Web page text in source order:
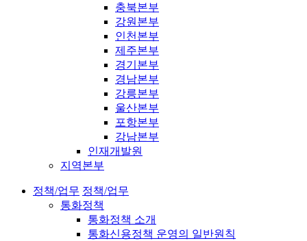
충북본부
강원본부
인천본부
제주본부
경기본부
경남본부
강릉본부
울산본부
포항본부
강남본부
인재개발원
지역본부
정책/업무 정책/업무
통화정책
통화정책 소개
통화신용정책 운영의 일반원칙